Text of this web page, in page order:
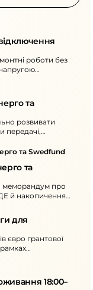
роботи без
та
розвивати
передачі,
на полях
та
меморандум про
й накопичення,
для
євро грантової
18:00–